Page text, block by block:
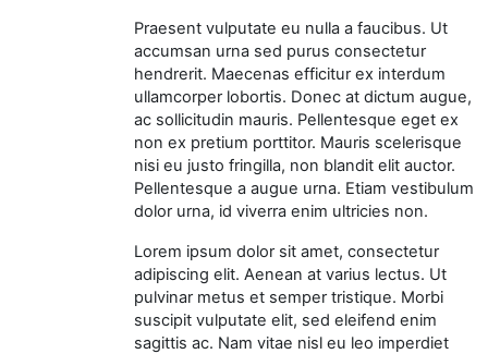
Praesent vulputate eu nulla a faucibus. Ut
accumsan urna sed purus consectetur
hendrerit. Maecenas efficitur ex interdum
ullamcorper lobortis. Donec at dictum augue,
ac sollicitudin mauris. Pellentesque eget ex
non ex pretium porttitor. Mauris scelerisque
nisi eu justo fringilla, non blandit elit auctor.
Pellentesque a augue urna. Etiam vestibulum
dolor urna, id viverra enim ultricies non.
Lorem ipsum dolor sit amet, consectetur
adipiscing elit. Aenean at varius lectus. Ut
pulvinar metus et semper tristique. Morbi
suscipit vulputate elit, sed eleifend enim
sagittis ac. Nam vitae nisl eu leo imperdiet